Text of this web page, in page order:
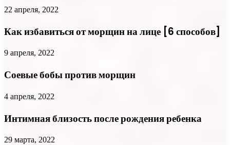
22 апреля, 2022
Как избавиться от морщин на лице [6 способов]
9 апреля, 2022
Соевые бобы против морщин
4 апреля, 2022
Интимная близость после рождения ребенка
29 марта, 2022